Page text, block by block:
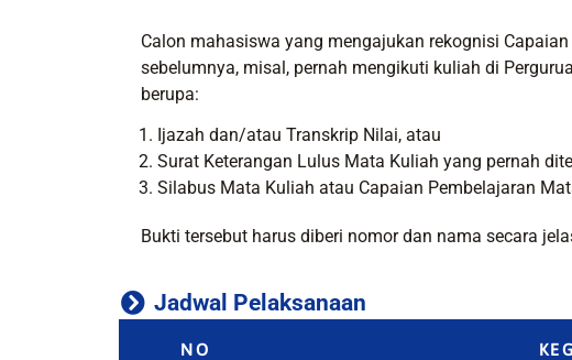
Calon mahasiswa yang mengajukan rekognisi
sebelumnya, misal, pernah mengikuti kuliah di
berupa:
Ijazah dan/atau Transkrip Nilai, atau
Surat Keterangan Lulus Mata Kuliah yang pernah
Silabus Mata Kuliah atau Capaian Pembelajaran
Bukti tersebut harus diberi nomor dan nama secara
Jadwal Pelaksanaan
NO